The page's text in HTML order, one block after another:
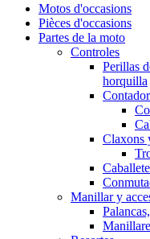
Motos d'occasions
Pièces d'occasions
Partes de la moto
Controles
Perillas
horquilla
Claxons
Manillar y